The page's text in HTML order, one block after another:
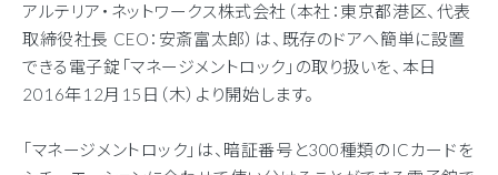
アルテリア・ネットワークス株式会社（本社：東京都港区、代表
取締役社長 CEO ：安斎富太郎）は、既存のドアへ簡単に設置
できる電子錠「マネージメントロック」の取り扱いを、本日
2016年12月 15 日（木）より開始します。
「マネージメントロック」は、暗証番号と300種類の ICカードを